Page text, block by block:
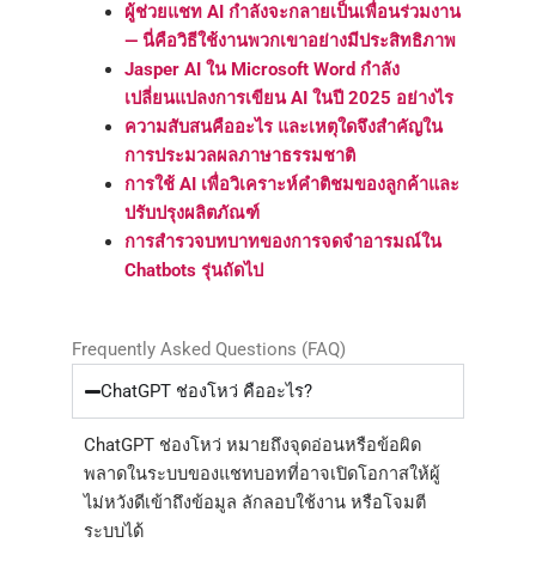
ผู้ช่วยแชท AI กำลังจะกลายเป็นเพื่อนร่วมงาน
— นี่คือวิธีใช้งานพวกเขาอย่างมีประสิทธิภาพ
Jasper AI ใน Microsoft Word กำลัง
เปลี่ยนแปลงการเขียน AI ในปี 2025 อย่างไร
ความสับสนคืออะไร และเหตุใดจึงสำคัญใน
การประมวลผลภาษาธรรมชาติ
การใช้ AI เพื่อวิเคราะห์คำติชมของลูกค้าและ
ปรับปรุงผลิตภัณฑ์
การสำรวจบทบาทของการจดจำอารมณ์ใน
Chatbots รุ่นถัดไป
Frequently Asked Questions (FAQ)
ChatGPT ช่องโหว่ คืออะไร?
ChatGPT ช่องโหว่ หมายถึงจุดอ่อนหรือข้อผิด
พลาดในระบบของแชทบอทที่อาจเปิดโอกาสให้ผู้
ไม่หวังดีเข้าถึงข้อมูล ลักลอบใช้งาน หรือโจมตี
ระบบได้